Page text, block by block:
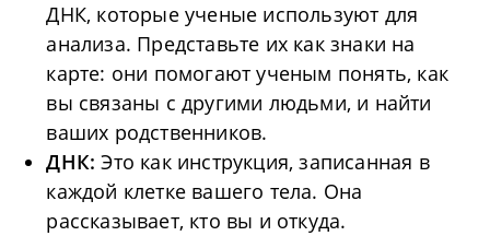
ДНК, которые ученые используют для
анализа. Представьте их как знаки на
карте: они помогают ученым понять, как
вы связаны с другими людьми, и найти
ваших родственников.
ДНК:Это как инструкция, записанная в
каждой клетке вашего тела. Она
рассказывает, кто вы и откуда.